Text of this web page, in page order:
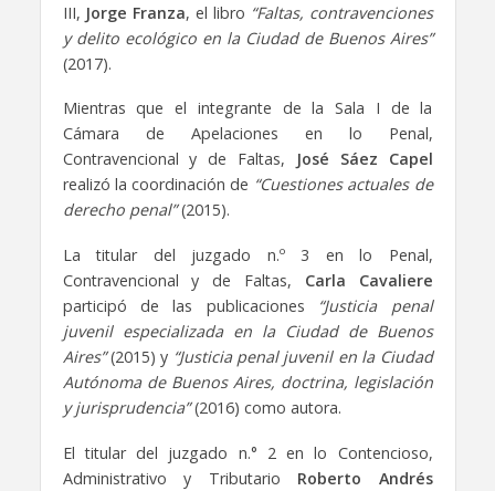
III, Jorge Franza, el libro “Faltas, contravenciones
y delito ecológico en la Ciudad de Buenos Aires”
(2017).
Mientras que el integrante de la Sala I de la
Cámara de Apelaciones en lo Penal,
Contravencional y de Faltas,
José Sáez Capel
realizó la coordinación de “Cuestiones actuales de
derecho penal”(2015).
La titular del juzgado n.º 3 en lo Penal,
Contravencional y de Faltas, Carla Cavaliere
participó de las publicaciones “Justicia penal
juvenil especializada en la Ciudad de Buenos
Aires”(2015) y “Justicia penal juvenil en la Ciudad
Autónoma de Buenos Aires, doctrina, legislación
y jurisprudencia”(2016) como autora.
El titular del juzgado n.° 2 en lo Contencioso,
Administrativo y Tributario Roberto Andrés